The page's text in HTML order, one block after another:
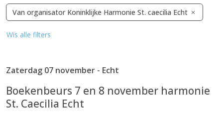
Van organisator Koninklijke Harmonie St. caecilia Echt
Wis alle filters
Zaterdag 07 november - Echt
Boekenbeurs 7 en 8 november harmonie
St. Caecilia Echt